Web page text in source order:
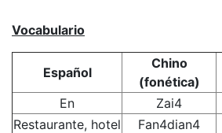
Vocabulario
Español
Chino
(fonética)
En
Zai4
Restaurante, hotel
Fan4dian4